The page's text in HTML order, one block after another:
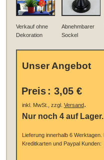
Verkauf ohne
Dekoration
Abnehmbarer
Sockel
Unser Angebot
Preis : 3,05 €
inkl. MwSt., zzgl. Versand.
Nur noch 4 auf Lager.
Lieferung innerhalb 6 Werktagen.
Kreditkarten und Paypal Kunden: